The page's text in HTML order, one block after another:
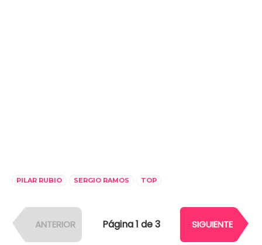
PILAR RUBIO SERGIO RAMOS TOP
ANTERIOR Página 1 de 3 SIGUIENTE